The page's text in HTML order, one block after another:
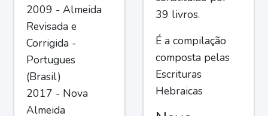
2009 - Almeida
Revisada e
Corrigida -
Portugues
(Brasil)
2017 - Nova
Almeida
39 livros.
É a compilação
composta pelas
Escrituras
Hebraicas